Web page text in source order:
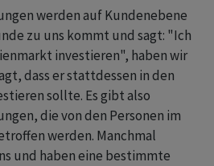
werden auf Kundenebene
zu uns kommt und sagt: "Ich
investieren", haben wir
dass er stattdessen in den
sollte. Es gibt also
die von den Personen im
werden. Manchmal
und haben eine bestimmte